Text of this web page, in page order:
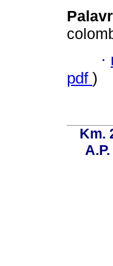
·
pdf )
Km.